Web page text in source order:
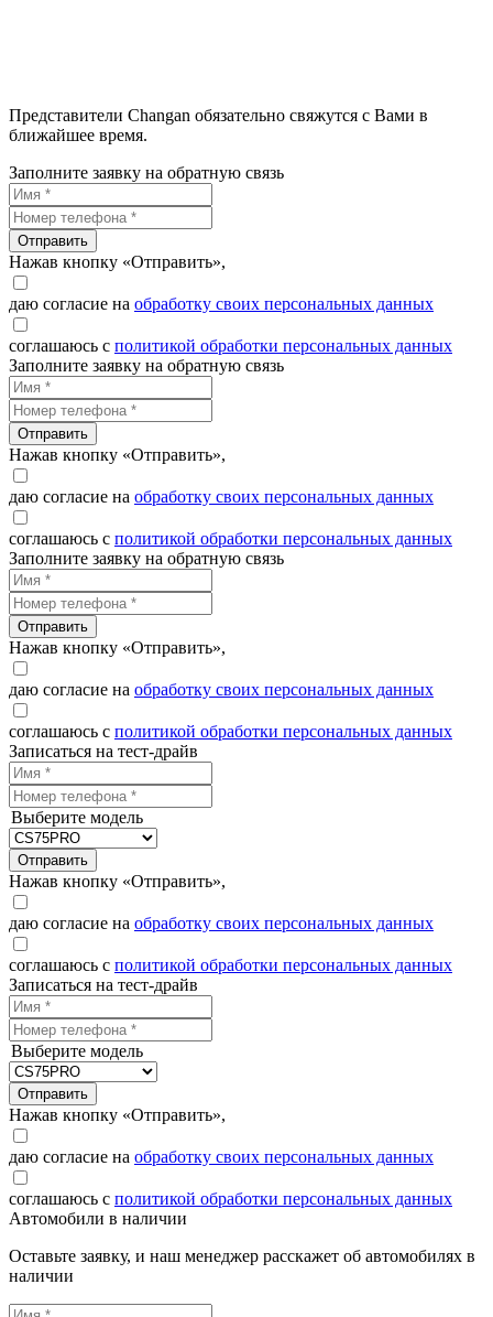
Представители Changan обязательно свяжутся с Вами в
ближайшее время.
Заполните заявку на обратную связь
Отправить
Нажав кнопку «Отправить»,
даю согласие на обработку своих персональных данных
соглашаюсь с политикой обработки персональных данных
Заполните заявку на обратную связь
Отправить
Нажав кнопку «Отправить»,
даю согласие на обработку своих персональных данных
соглашаюсь с политикой обработки персональных данных
Заполните заявку на обратную связь
Отправить
Нажав кнопку «Отправить»,
даю согласие на обработку своих персональных данных
соглашаюсь с политикой обработки персональных данных
Записаться на тест-драйв
Выберите модель
Отправить
Нажав кнопку «Отправить»,
даю согласие на обработку своих персональных данных
соглашаюсь с политикой обработки персональных данных
Записаться на тест-драйв
Выберите модель
Отправить
Нажав кнопку «Отправить»,
даю согласие на обработку своих персональных данных
соглашаюсь с политикой обработки персональных данных
Автомобили в наличии
Оставьте заявку, и наш менеджер расскажет об автомобилях в
наличии